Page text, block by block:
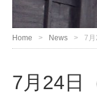
Home News 7
7月24日